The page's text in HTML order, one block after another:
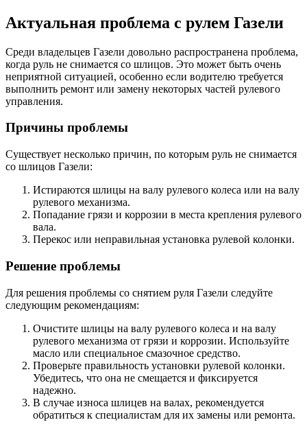
Актуальная проблема с рулем Газели
Среди владельцев Газели довольно распространена проблема,
когда руль не снимается со шлицов. Это может быть очень
неприятной ситуацией, особенно если водителю требуется
выполнить ремонт или замену некоторых частей рулевого
управления.
Причины проблемы
Существует несколько причин, по которым руль не снимается
со шлицов Газели:
Истираются шлицы на валу рулевого колеса или на валу
рулевого механизма.
Попадание грязи и коррозии в места крепления рулевого
вала.
Перекос или неправильная установка рулевой колонки.
Решение проблемы
Для решения проблемы со снятием руля Газели следуйте
следующим рекомендациям:
Очистите шлицы на валу рулевого колеса и на валу
рулевого механизма от грязи и коррозии. Используйте
масло или специальное смазочное средство.
Проверьте правильность установки рулевой колонки.
Убедитесь, что она не смещается и фиксируется
надежно.
В случае износа шлицев на валах, рекомендуется
обратиться к специалистам для их замены или ремонта.